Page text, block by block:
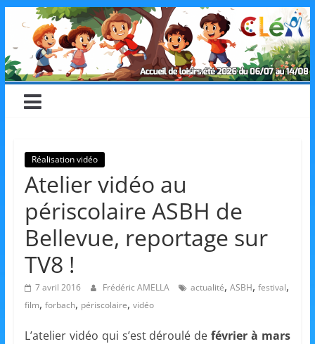
content
CLéA
–
les
Loisirs,
l'éducation
et
Réalisation vidéo
Atelier vidéo au
périscolaire ASBH de
Bellevue, reportage sur
TV8 !
7 avril 2016 Frédéric AMELLA actualité, ASBH, festival,
film, forbach, périscolaire, vidéo
L’atelier vidéo qui s’est déroulé defévrier à mars